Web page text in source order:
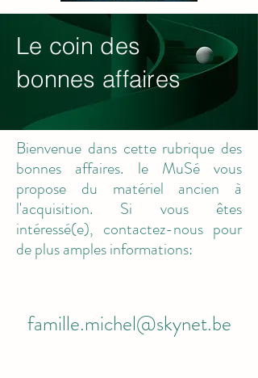
Le coin des
bonnes affaires
Bienvenue dans cette rubrique des
bonnes affaires. le MuSé vous
propose du matériel ancien à
l'acquisition. Si vous êtes
intéressé(e), contactez-nous pour
de plus amples informations:
famille.michel@skynet.be